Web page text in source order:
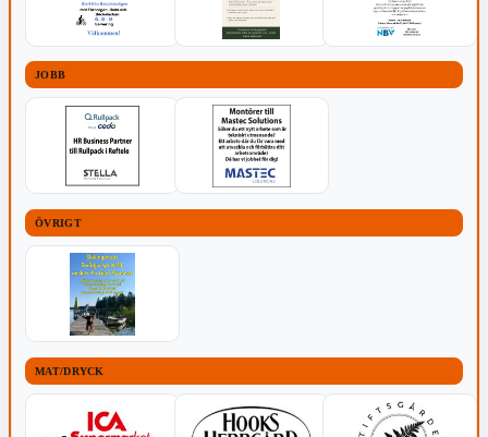
JOBB
ÖVRIGT
MAT/DRYCK